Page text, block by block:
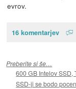
evrov.
16 komentarjev
Preberite si še…
600 GB Intelov SSD,
SSD-ji se bodo